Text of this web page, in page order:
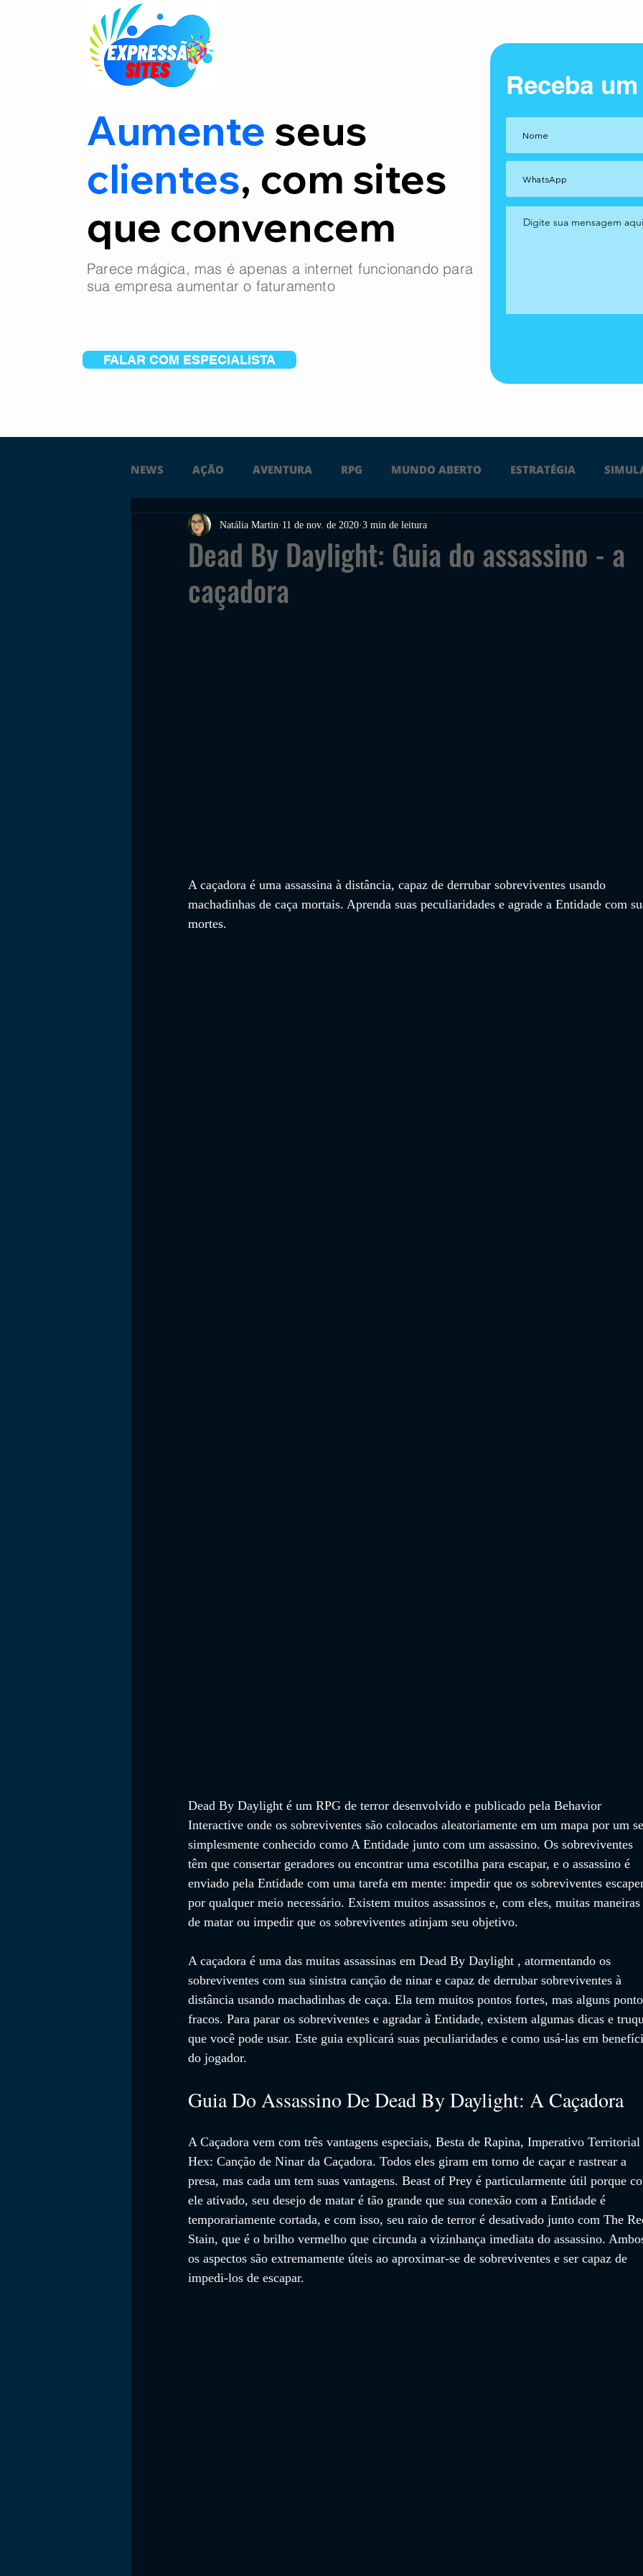
Aumente seus
clientes, com sites
que convencem
Parece mágica, mas é apenas a internet funcionando para
sua empresa aumentar o faturamento
FALAR COM ESPECIALISTA
Receba
NEWS AÇÃO AVENTURA RPG MUNDO ABERTO ESTRATÉGIA
FICÇÃO TERROR PC PS4 PS5
TRAILER PLATAFORMA
Dead By Daylight: Guia do assassino - a
caçadora
Natália Martin 11 de nov. de 2020 3 min de leitura
A caçadora é uma assassina à distância, capaz de derrubar sobreviventes usando
machadinhas de caça mortais. Aprenda suas peculiaridades e agrade a Entidade com
mortes.
Dead By Daylight é um RPG de terror desenvolvido e publicado pela Behavior
Interactive onde os sobreviventes são colocados aleatoriamente em um mapa por um
simplesmente conhecido como A Entidade junto com um assassino. Os sobreviventes
têm que consertar geradores ou encontrar uma escotilha para escapar, e o assassino é
enviado pela Entidade com uma tarefa em mente: impedir que os sobreviventes
por qualquer meio necessário. Existem muitos assassinos e, com eles, muitas maneiras
de matar ou impedir que os sobreviventes atinjam seu objetivo.
A caçadora é uma das muitas assassinas em Dead By Daylight , atormentando os
sobreviventes com sua sinistra canção de ninar e capaz de derrubar sobreviventes à
distância usando machadinhas de caça. Ela tem muitos pontos fortes, mas alguns
fracos. Para parar os sobreviventes e agradar à Entidade, existem algumas dicas e
que você pode usar. Este guia explicará suas peculiaridades e como usá-las em
do jogador.
Guia Do Assassino De Dead By Daylight: A Caçadora
A Caçadora vem com três vantagens especiais, Besta de Rapina, Imperativo
Hex: Canção de Ninar da Caçadora. Todos eles giram em torno de caçar e rastrear a
presa, mas cada um tem suas vantagens. Beast of Prey é particularmente útil porque
ele ativado, seu desejo de matar é tão grande que sua conexão com a Entidade é
temporariamente cortada, e com isso, seu raio de terror é desativado junto com The
Stain, que é o brilho vermelho que circunda a vizinhança imediata do assassino.
os aspectos são extremamente úteis ao aproximar-se de sobreviventes e ser capaz de
impedi-los de escapar.